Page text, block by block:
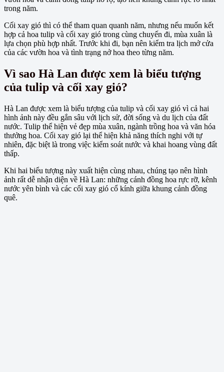
trong năm.
Cối xay gió thì có thể tham quan quanh năm, nhưng nếu muốn kết
hợp cả hoa tulip và cối xay gió trong cùng chuyến đi, mùa xuân là
lựa chọn phù hợp nhất. Trước khi đi, bạn nên kiểm tra lịch mở cửa
của các vườn hoa và tình trạng nở hoa theo từng năm.
Vì sao Hà Lan được xem là biểu tượng
của tulip và cối xay gió?
Hà Lan được xem là biểu tượng của tulip và cối xay gió vì cả hai
hình ảnh này đều gắn sâu với lịch sử, đời sống và du lịch của đất
nước. Tulip thể hiện vẻ đẹp mùa xuân, ngành trồng hoa và văn hóa
thưởng hoa. Cối xay gió lại thể hiện khả năng thích nghi với tự
nhiên, đặc biệt là trong việc kiểm soát nước và khai hoang vùng đất
thấp.
Khi hai biểu tượng này xuất hiện cùng nhau, chúng tạo nên hình
ảnh rất dễ nhận diện về Hà Lan: những cánh đồng hoa rực rỡ, kênh
nước yên bình và các cối xay gió cổ kính giữa khung cảnh đồng
quê.